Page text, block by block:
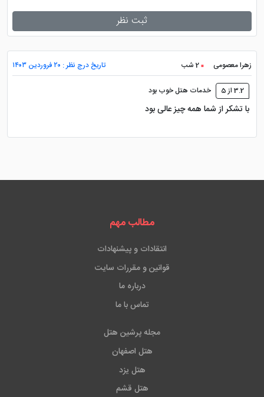
ثبت نظر
زهرا معصومی 2 شب تاریخ درج نظر : ۲۰ فروردین ۱۴۰۳
3.2 از 5 خدمات هتل خوب بود
با تشکر از شما همه چیز عالی بود
مطالب مهم
انتقادات و پیشنهادات
قوانین و مقررات سایت
درباره ما
تماس با ما
مجله پرشین هتل
هتل اصفهان
هتل یزد
هتل قشم